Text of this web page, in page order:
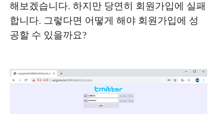
해보겠습니다. 하지만 당연히 회원가입에 실패
합니다. 그렇다면 어떻게 해야 회원가입에 성
공할 수 있을까요?